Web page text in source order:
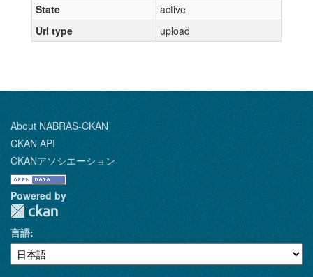
State
active
Url type
upload
About NABRAS-CKAN
CKAN API
CKANアソシエーション
Powered by
言語